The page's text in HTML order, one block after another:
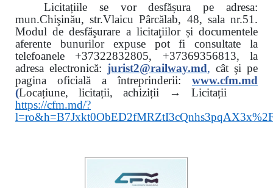
Licitațiile se vor desfășura pe adresa:
mun.Chişinău, str.Vlaicu Pârcălab, 48, sala nr.51.
Modul de desfăşurare a licitaţiilor și documentele
aferente bunurilor expuse pot fi consultate la
telefoanele +37322832805, +37369356813, la
adresa electronică: jurist2@railway.md, cât şi pe
pagina oficială a întreprinderii:
www.cfm.md
(Locațiune, licitații, achiziții → Licitații
https://cfm.md/?